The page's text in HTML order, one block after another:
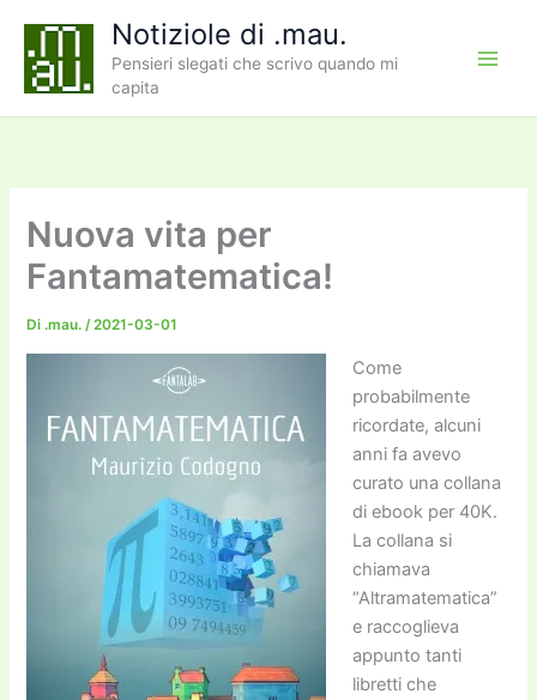
contenuto
Notiziole di .mau.
Pensieri slegati che scrivo quando mi
capita
Nuova vita per
Fantamatematica!
Di .mau./2021-03-01
Come
probabilmente
ricordate, alcuni
anni fa avevo
curato una collana
di ebook per 40K.
La collana si
chiamava
“Altramatematica”
e raccoglieva
appunto tanti
libretti che